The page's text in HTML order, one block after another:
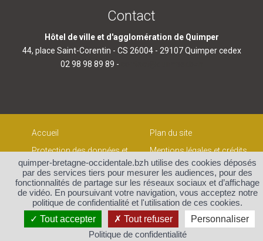
Contact
Hôtel de ville et d'agglomération de Quimper
44, place Saint-Corentin - CS 26004 - 29107 Quimper cedex
02 98 98 89 89 -
Accueil
Plan du site
Protection des données et
gestion des cookies
Mentions légales et crédits
Contact
quimper-bretagne-occidentale.bzh utilise des cookies déposés
par des services tiers pour mesurer les audiences, pour des
fonctionnalités de partage sur les réseaux sociaux et d’affichage
de vidéo. En poursuivant votre navigation, vous acceptez notre
politique de confidentialité et l'utilisation de ces cookies.
Tout accepter
Tout refuser
Personnaliser
Politique de confidentialité